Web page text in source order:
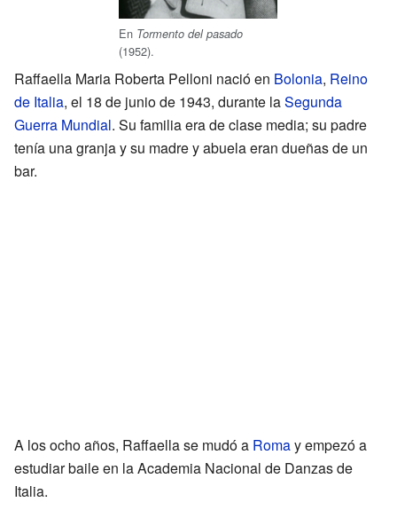
En Tormento del pasado
(1952).
Raffaella Maria Roberta Pelloni nació en Bolonia, Reino
de Italia, el 18 de junio de 1943, durante laSegunda
Guerra Mundial. Su familia era de clase media; su padre
tenía una granja y su madre y abuela eran dueñas de un
bar.
A los ocho años, Raffaella se mudó a Romay empezó a
estudiar baile en la Academia Nacional de Danzas de
Italia.